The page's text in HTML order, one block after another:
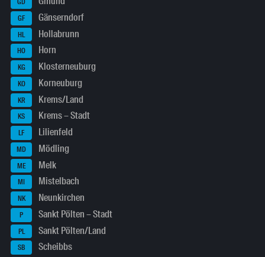
GF Gänserndorf
HL Hollabrunn
HO Horn
KG Klosterneuburg
KO Korneuburg
KR Krems/Land
KS Krems – Stadt
LF Lilienfeld
MD Mödling
ME Melk
MI Mistelbach
NK Neunkirchen
P Sankt Pölten – Stadt
PL Sankt Pölten/Land
SB Scheibbs